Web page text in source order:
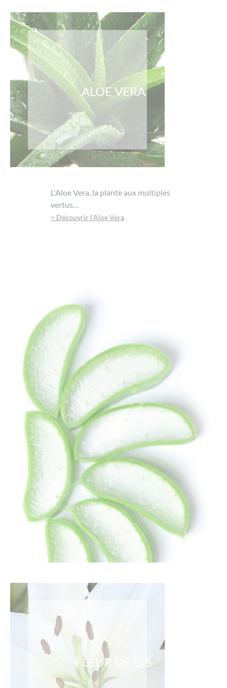
ALOE VERA
L'Aloe Vera, la plante aux multiples
vertus…
> Découvrir l'Aloe Vera
FLEUR DE LYS